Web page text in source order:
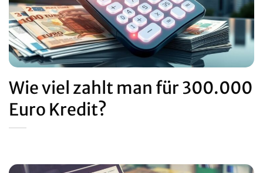
Wie viel zahlt man für 300.000
Euro Kredit?